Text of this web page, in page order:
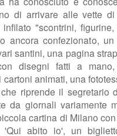
di arrivare alle vette
"scontrini,
ancora confezionato,
santini, una pagina
disegni fatti a
animati, una
riprende il segretario
da giornali variamente
cartina di Milano
abito io', un